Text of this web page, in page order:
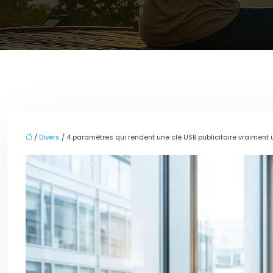
/ Divers / 4 paramètres qui rendent une clé USB publicitaire vraiment